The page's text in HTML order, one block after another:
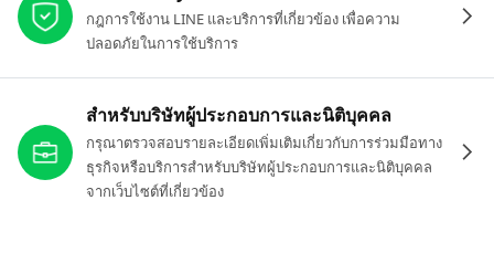
กฎการใช้งาน LINE และบริการที่เกี่ยวข้อง เพื่อความ
ปลอดภัยในการใช้บริการ
สำหรับบริษัทผู้ประกอบการและนิติบุคคล
กรุณาตรวจสอบรายละเอียดเพิ่มเติมเกี่ยวกับการร่วมมือทาง
ธุรกิจหรือบริการสำหรับบริษัทผู้ประกอบการและนิติบุคคล
จากเว็บไซต์ที่เกี่ยวข้อง